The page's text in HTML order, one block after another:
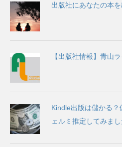
出版社にあなたの本
【出版社情報】青山
Kindle出版は儲かる
ェルミ推定してみまし